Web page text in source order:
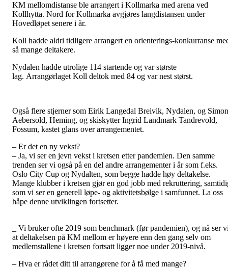
KM mellomdistanse ble arrangert i Kollmarka med arena ved
Kollhytta. Nord for Kollmarka avgjøres langdistansen under
Hovedløpet senere i år.
Koll hadde aldri tidligere arrangert en orienterings-konkurranse
så mange deltakere.
Nydalen hadde utrolige 114 startende og var største
lag. Arrangørlaget Koll deltok med 84 og var nest størst.
Også flere stjerner som Eirik Langedal Breivik, Nydalen, og
Aebersold, Heming, og skiskytter Ingrid Landmark Tandrevold,
Fossum, kastet glans over arrangementet.
– Er det en ny vekst?
– Ja, vi ser en jevn vekst i kretsen etter pandemien. Den samme
trenden ser vi også på en del andre arrangementer i år som f.eks.
Oslo City Cup og Nydalten, som begge hadde høy deltakelse.
Mange klubber i kretsen gjør en god jobb med rekruttering,
som vi ser en generell løpe- og aktivitetsbølge i samfunnet. La oss
håpe denne utviklingen fortsetter.
_ Vi bruker ofte 2019 som benchmark (før pandemien), og nå ser
at deltakelsen på KM mellom er høyere enn den gang selv om
medlemstallene i kretsen fortsatt ligger noe under 2019-nivå.
– Hva er rådet ditt til arrangørene for å få med mange?